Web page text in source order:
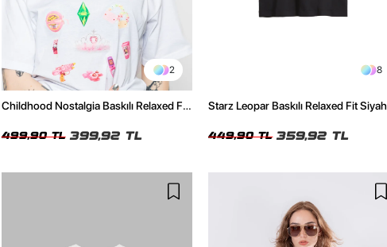
2
Childhood Nostalgia Baskılı Relaxed Fit
499,90 TL 399,92 TL
8
Starz Leopar Baskılı Relaxed Fit Siyah
449,90 TL 359,92 TL